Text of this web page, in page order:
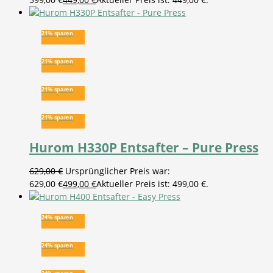
21% sparen
21% sparen
21% sparen
21% sparen
Hurom H330P Entsafter – Pure Press
629,00€ Ursprünglicher Preis war:
629,00 €499,00 €Aktueller Preis ist: 499,00 €.
24% sparen
24% sparen